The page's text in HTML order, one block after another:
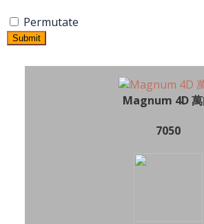
Permutate
Submit
Magnum 4D
7050